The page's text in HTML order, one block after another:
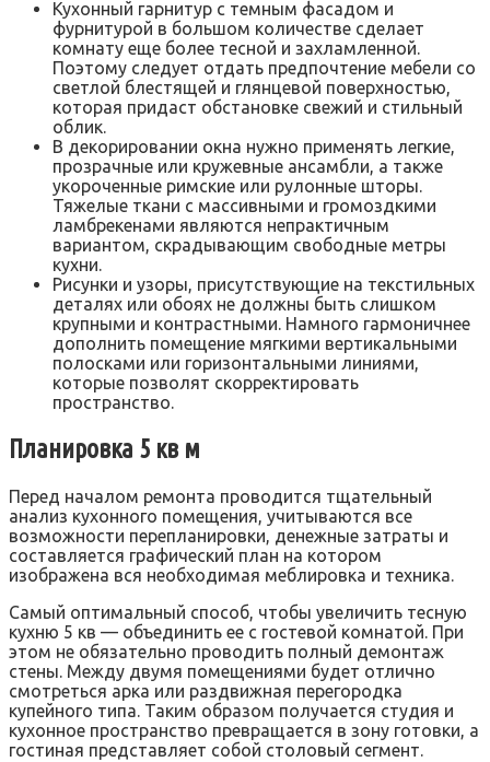
Кухонный гарнитур с темным фасадом и
фурнитурой в большом количестве сделает
комнату еще более тесной и захламленной.
Поэтому следует отдать предпочтение мебели со
светлой блестящей и глянцевой поверхностью,
которая придаст обстановке свежий и стильный
облик.
В декорировании окна нужно применять легкие,
прозрачные или кружевные ансамбли, а также
укороченные римские или рулонные шторы.
Тяжелые ткани с массивными и громоздкими
ламбрекенами являются непрактичным
вариантом, скрадывающим свободные метры
кухни.
Рисунки и узоры, присутствующие на текстильных
деталях или обоях не должны быть слишком
крупными и контрастными. Намного гармоничнее
дополнить помещение мягкими вертикальными
полосками или горизонтальными линиями,
которые позволят скорректировать
пространство.
Планировка 5 кв м
Перед началом ремонта проводится тщательный
анализ кухонного помещения, учитываются все
возможности перепланировки, денежные затраты и
составляется графический план на котором
изображена вся необходимая меблировка и техника.
Самый оптимальный способ, чтобы увеличить тесную
кухню 5 кв — объединить ее с гостевой комнатой. При
этом не обязательно проводить полный демонтаж
стены. Между двумя помещениями будет отлично
смотреться арка или раздвижная перегородка
купейного типа. Таким образом получается студия и
кухонное пространство превращается в зону готовки, а
гостиная представляет собой столовый сегмент.